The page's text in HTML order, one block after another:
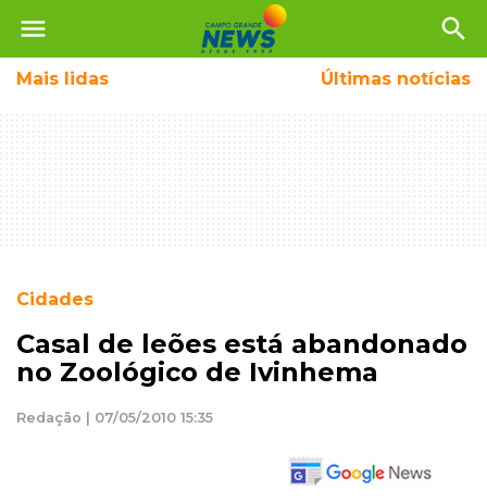
menu search
Mais lidas Últimas notícias
Cidades
Casal de leões está abandonado
no Zoológico de Ivinhema
Redação | 07/05/2010 15:35